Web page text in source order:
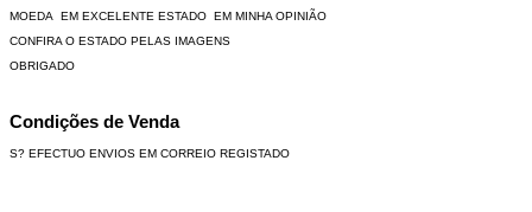
MOEDA EM EXCELENTE ESTADO EM MINHA OPINIÃO
CONFIRA O ESTADO PELAS IMAGENS
OBRIGADO
Condições de Venda
S? EFECTUO ENVIOS EM CORREIO REGISTADO